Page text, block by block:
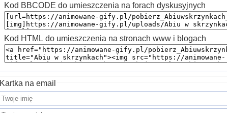
Kod BBCODE do umieszczenia na forach dyskusyjnych
Kod HTML do umieszczenia na stronach www i blogach
Kartka na email